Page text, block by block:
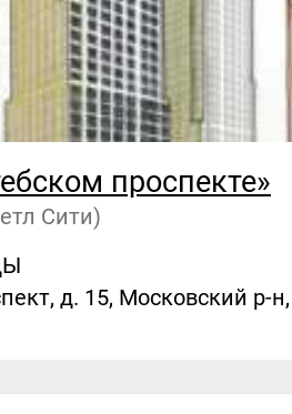
проспекте»
Сити)
д. 15, Московский р-